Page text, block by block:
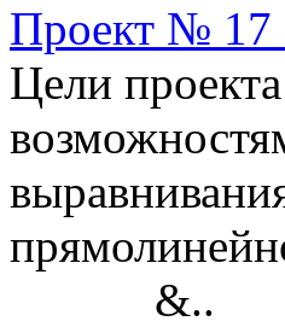
Проект № 17
Цели
&..